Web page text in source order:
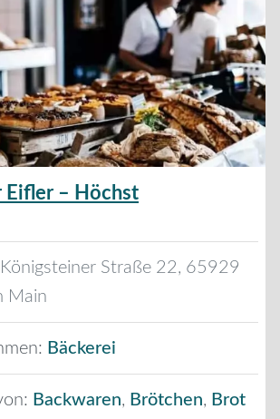
Eifler – Höchst
Königsteiner Straße 22, 65929
Main
Bäckerei
Backwaren, Brötchen, Brot